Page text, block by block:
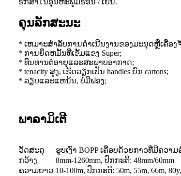
ຄຸນ​ລັກ​ສະ​ນະ
* ເຫມາະສໍາລັບການດໍາເນີນງານຂອງມະນຸດຫຼືເຄື່ອງ
* ການຍຶດຫມັ້ນທີ່ເຂັ້ມແຂງ Super;
* ທົນທານຕໍ່ອາຍຸແລະສະພາບອາກາດ;
* tenacity ສູງ, ເຮັດວຽກເປັນ handles ຍົກ cartons;
* ລຽບແລະແຫນ້ນ, ບໍ່ມີຟອງ;
ພາລາມິເຕີ
ວັດສະດຸ
ຮູບເງົາ BOPP ເຄືອບດ້ວຍກາວທີ່ມີຄວ
ກວ້າງ
8mm-1260mm, ປົກກະຕິ: 48mm/60mm
ຄວາມຍາວ 10-100m, ປົກກະຕິ: 50m, 55m, 66m,